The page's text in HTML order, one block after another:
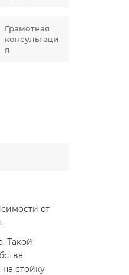
Грамотная
консультаци
я
от
Такой
стойку